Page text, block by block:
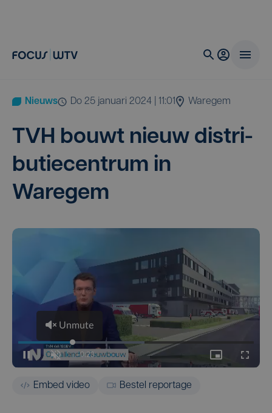
Nieuws do 25 januari 2024 | 11:01 Waregem
TVH bouwt nieuw dis­tri­
bu­tie­cen­trum in
Waregem
Embed video Bestel reportage